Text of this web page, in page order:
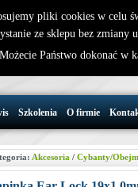
32 721 86
Szkolenia O firmie
Akcesoria / Cybanty/
pliki cookies w celu
ze sklepu bez zmiany
Państwo dokonać w